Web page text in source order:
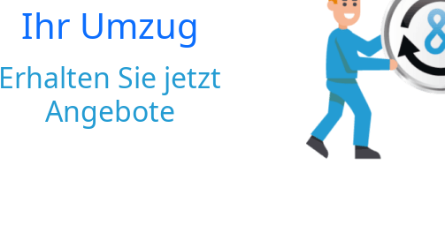
Ihr Umzug
Erhalten Sie jetzt
Angebote